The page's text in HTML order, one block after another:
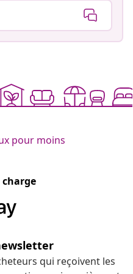
pour moins
charge
qui reçoivent les